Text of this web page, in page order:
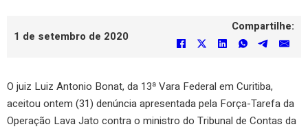
1 de setembro de 2020
Compartilhe:
O juiz Luiz Antonio Bonat, da 13ª Vara Federal em Curitiba,
aceitou ontem (31) denúncia apresentada pela Força-Tarefa da
Operação Lava Jato contra o ministro do Tribunal de Contas da